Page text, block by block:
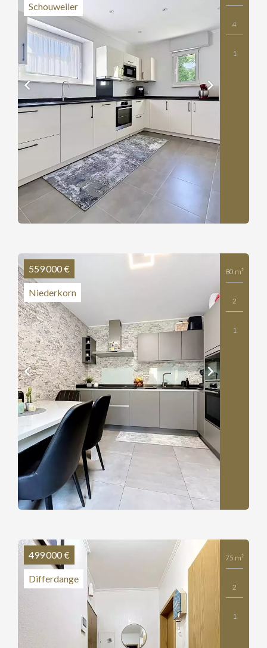
Schouweiler
4
1
559 000 €
Niederkorn
80 m²
2
1
499 000 €
Differdange
75 m²
2
1